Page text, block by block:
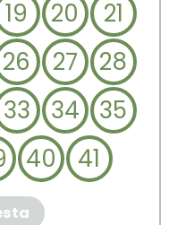
19 20
21
26 27
28
33 34
35
40 41